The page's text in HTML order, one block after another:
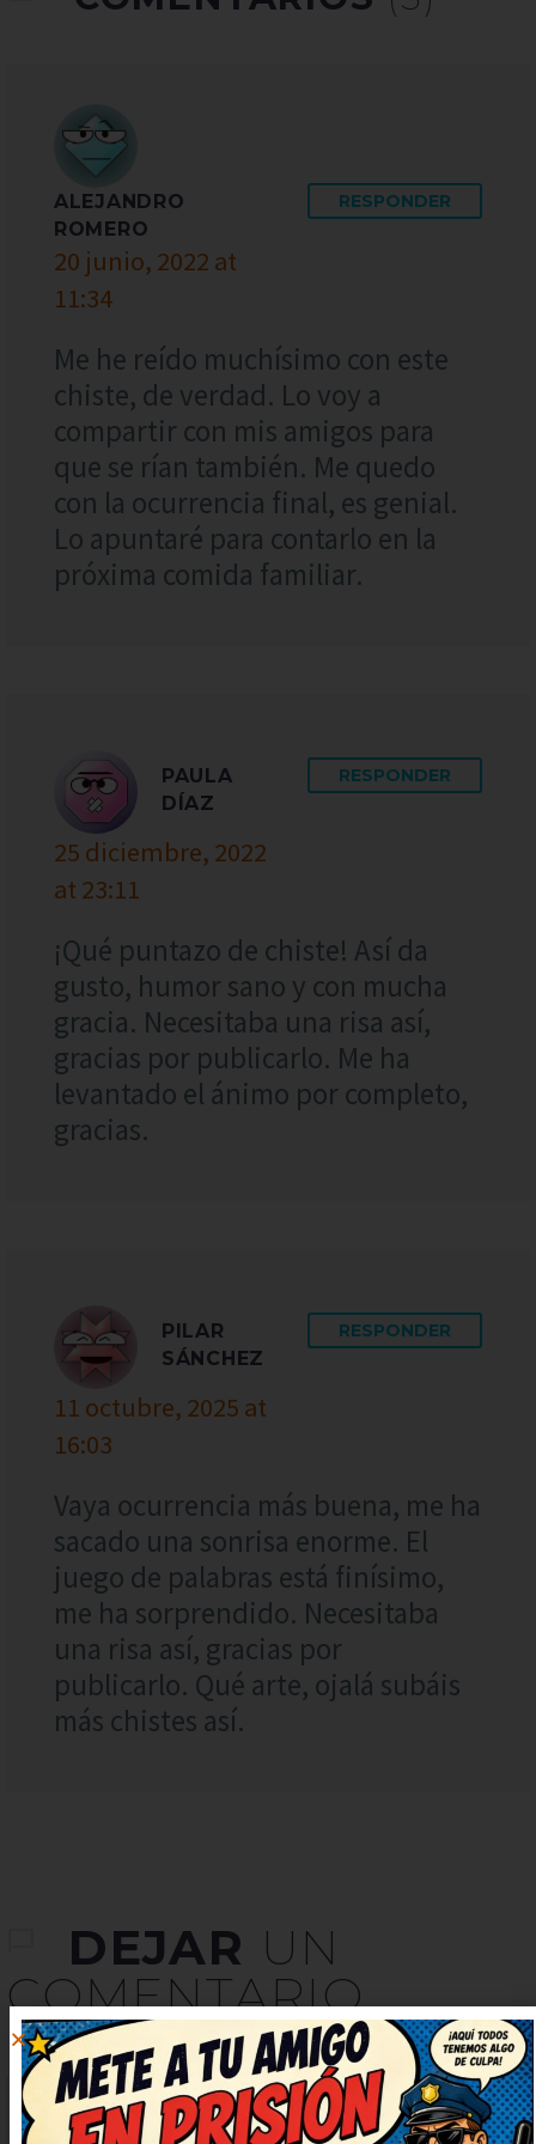
ALEJANDRO
ROMERO
20 junio, 2022 at
11:34
RESPONDER
Me he reído muchísimo con este
chiste, de verdad. Lo voy a
compartir con mis amigos para
que se rían también. Me quedo
con la ocurrencia final, es genial.
Lo apuntaré para contarlo en la
próxima comida familiar.
PAULA
DÍAZ
25 diciembre, 2022
at 23:11
RESPONDER
¡Qué puntazo de chiste! Así da
gusto, humor sano y con mucha
gracia. Necesitaba una risa así,
gracias por publicarlo. Me ha
levantado el ánimo por completo,
gracias.
PILAR
SÁNCHEZ
11 octubre, 2025 at
16:03
RESPONDER
Vaya ocurrencia más buena, me ha
sacado una sonrisa enorme. El
juego de palabras está finísimo,
me ha sorprendido. Necesitaba
una risa así, gracias por
publicarlo. Qué arte, ojalá subáis
más chistes así.
DEJAR UN
COMENTARIO